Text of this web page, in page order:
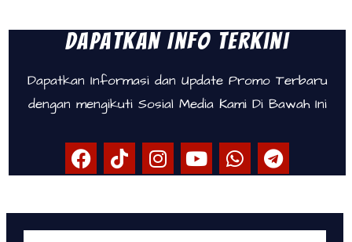
Dapatkan Info Terkini
Dapatkan Informasi dan Update Promo Terbaru
dengan mengikuti Sosial Media Kami Di Bawah Ini